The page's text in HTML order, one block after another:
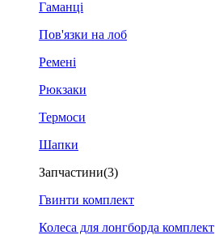
Гаманці
Пов'язки на лоб
Ремені
Рюкзаки
Термоси
Шапки
Запчастини(3)
Гвинти комплект
Колеса для лонгборда комплект